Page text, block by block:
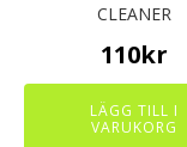
CLEANER
110kr
LÄGG TILL I
VARUKORG